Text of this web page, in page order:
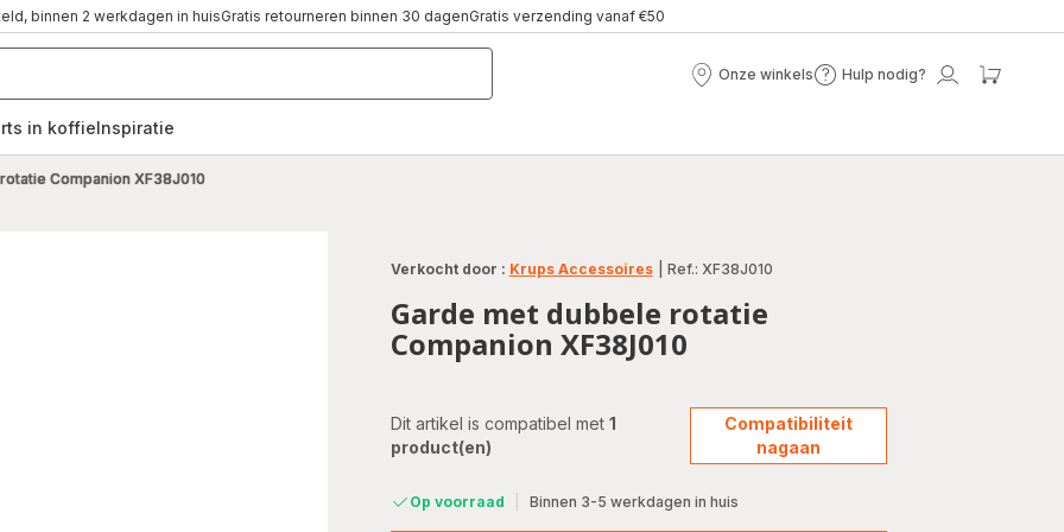
binnen 2 werkdagen in huisGratis retourneren binnen 30 dagenGratis verzending vanaf €50
Onze winkels
Onze
Hulp nodig?
Hulp
Mijn
in koffieInspiratie
Companion XF38J010
Verkocht door : Krups Accessoires Ref.: XF38J010
Garde met dubbele rotatie
Companion XF38J010
Dit artikel is compatibel met 1
product(en)
Compatibiliteit
nagaan
Op voorraad Binnen 3-5 werkdagen in huis